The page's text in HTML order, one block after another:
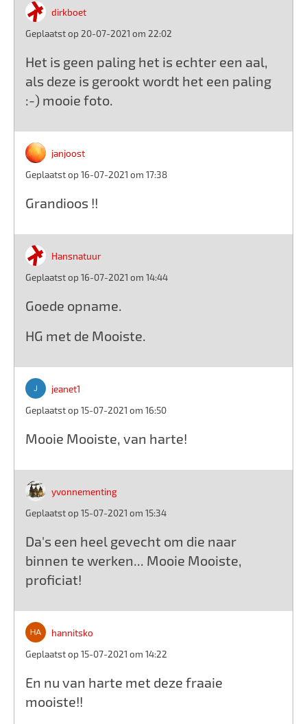
dirkboet
Geplaatst op 20-07-2021 om 22:02
Het is geen paling het is echter een aal,
als deze is gerookt wordt het een paling
:-) mooie foto.
janjoost
Geplaatst op 16-07-2021 om 17:38
Grandioos !!
Hansnatuur
Geplaatst op 16-07-2021 om 14:44
Goede opname.
HG met de Mooiste.
jeanet1
Geplaatst op 15-07-2021 om 16:50
Mooie Mooiste, van harte!
yvonnementing
Geplaatst op 15-07-2021 om 15:34
Da's een heel gevecht om die naar
binnen te werken... Mooie Mooiste,
proficiat!
hannitsko
Geplaatst op 15-07-2021 om 14:22
En nu van harte met deze fraaie
mooiste!!